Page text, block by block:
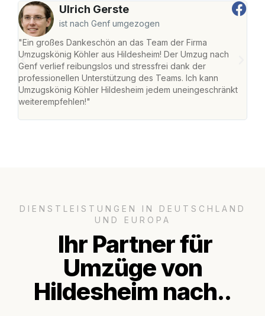
Ulrich Gerste
ist nach Genf umgezogen
"Ein großes Dankeschön an das Team der Firma
Umzugskönig Köhler aus Hildesheim! Der Umzug nach
Genf verlief reibungslos und stressfrei dank der
professionellen Unterstützung des Teams. Ich kann
Umzugskönig Köhler Hildesheim jedem uneingeschränkt
weiterempfehlen!"
DIENSTLEISTUNGEN IN DEUTSCHLAND
UND EUROPA
Ihr Partner für
Umzüge von
Hildesheim nach..